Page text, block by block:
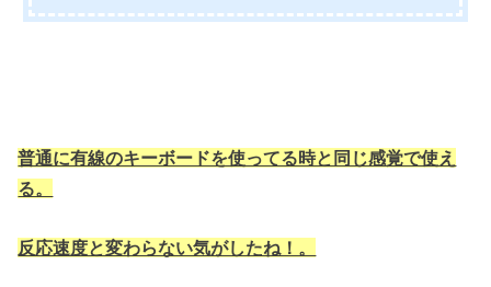
普通に有線のキーボードを使ってる時と同じ感覚で使え
る。
反応速度と変わらない気がしたね！。